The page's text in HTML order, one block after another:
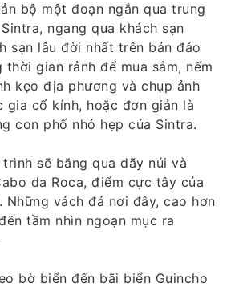
bộ một đoạn ngắn qua trung
ngang qua khách sạn
sạn lâu đời nhất trên bán đảo
thời gian rảnh để mua sắm, nếm
kẹo địa phương và chụp ảnh
gia cổ kính, hoặc đơn giản là
con phố nhỏ hẹp của Sintra.
sẽ băng qua dãy núi và
da Roca, điểm cực tây của
Những vách đá nơi đây, cao hơn
tầm nhìn ngoạn mục ra
bờ biển đến bãi biển Guincho